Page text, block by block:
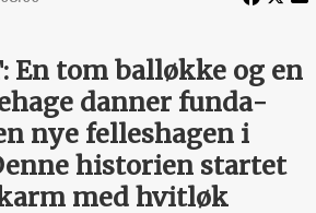
En tom balløkke og en
­danner funda­
nye felleshagen i
­historien startet
med hvitløk